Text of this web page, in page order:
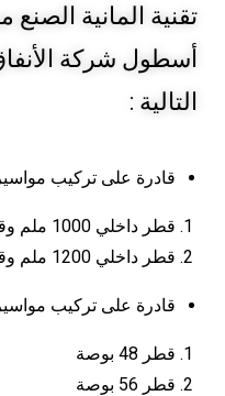
أسطول شركة
التالية :
قادرة على تركيب
قطر داخلي 1000 ملم وقطر خارجي 1280 ملم
قطر داخلي 1200 ملم وقطر خارجي 1490 ملم
قادرة على تركيب
قطر 48 بوصة
قطر 56 بوصة